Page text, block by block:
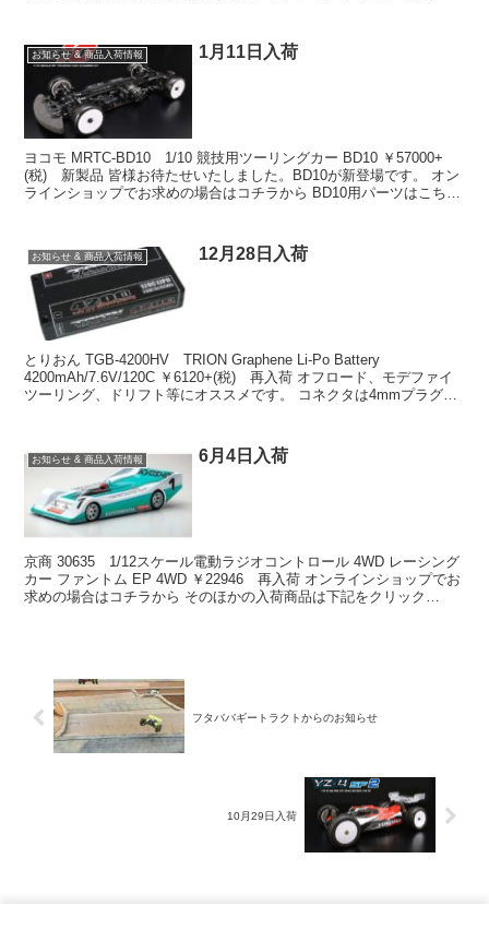
お知らせ & 商品入荷情報 1月11日入荷
ヨコモ MRTC-BD10 1/10 競技用ツーリングカー BD10 ￥57000+
(税) 新製品 皆様お待たせいたしました。BD10が新登場です。 オン
ラインショップでお求めの場合はコチラから BD10用パーツはこちら
お知らせ & 商品入荷情報 12月28日入荷
とりおん TGB-4200HV TRION Graphene Li-Po Battery
4200mAh/7.6V/120C ￥6120+(税) 再入荷 オフロード、モデファイ
ツーリング、ドリフト等にオススメです。 コネクタは4mmプラグ
お知らせ & 商品入荷情報 6月4日入荷
京商 30635 1/12スケール電動ラジオコントロール 4WD レーシング
カー ファントム EP 4WD ￥22946 再入荷 オンラインショップでお
求めの場合はコチラから そのほかの入荷商品は下記をクリック
フタババギートラクトからのお知らせ
10月29日入荷